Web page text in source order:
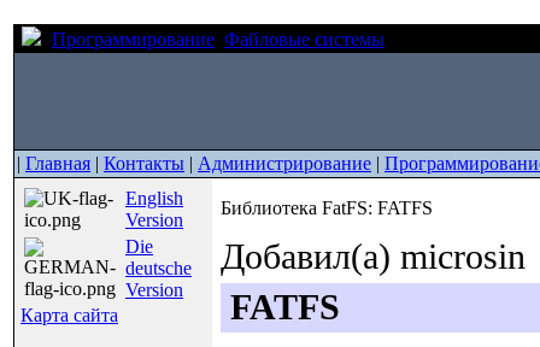
Программирование Файловые системы
| Главная | Контакты | Администрирование |
English
Version
Die
deutsche
Version
Карта сайта
Библиотека FatFS: FATFS
Добавил(а) microsin
FATFS